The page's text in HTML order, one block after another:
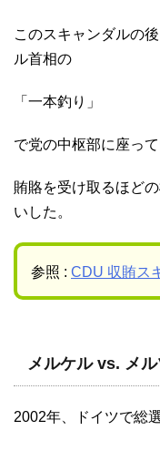
このスキャンダルの
ル首相の
「一本釣り」
で党の中枢部に座っ
賄賂を受け取るほど
いした。
参照 : CDU 収賄ス
メルケル vs. メ
2002年、ドイツで総